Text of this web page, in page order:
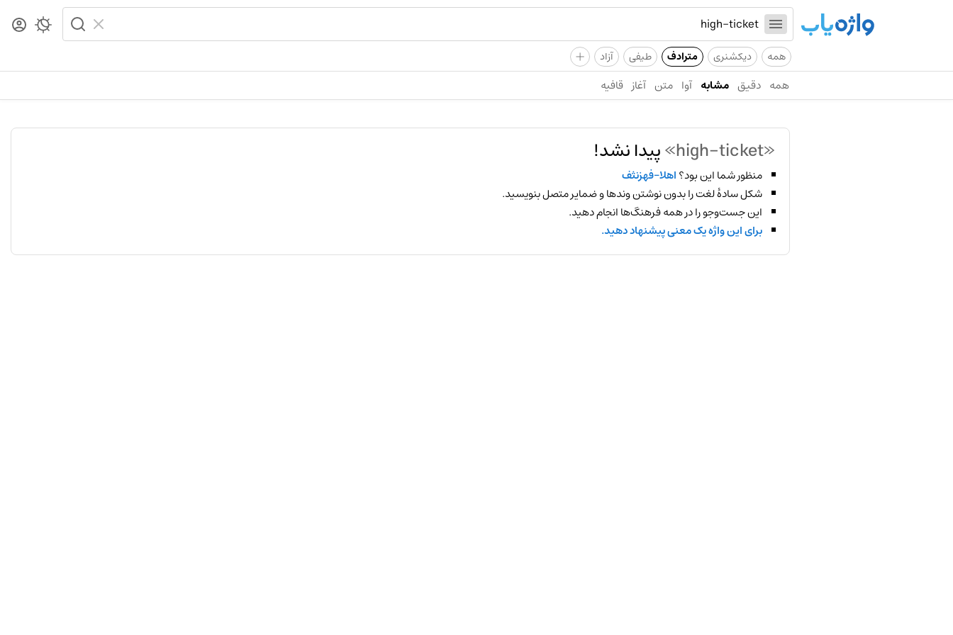
همه دیکشنری مترادف طیفی آزاد +
همه دقیق مشابه آوا متن آغاز قافیه
«high-ticket» پیدا نشد!
منظور شما این بود؟اهلا-فهزنثف
شکل سادهٔ لغت را بدون نوشتن وندها و ضمایر متصل بنویسید.
این جست‌وجو را در همه فرهنگ‌ها انجام دهید.
برای این واژه یک معنی پیشنهاد دهید.